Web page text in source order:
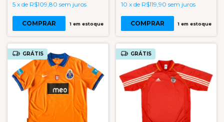
5 x de R$109,80 sem juros
COMPRAR 1em estoque
10 x de R$119,90 sem juros
COMPRAR 1 em estoque
GRÁTIS GRÁTIS